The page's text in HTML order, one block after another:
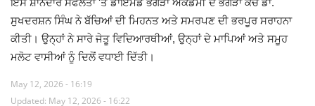
Privacy Policy
Malout News
History of Malout
ਸੁਖਦਰਸ਼ਨ ਸਿੰਘ ਨੇ ਬੱਚਿਆਂ ਦੀ ਮਿਹਨਤ ਅਤੇ ਸਮਰਪਣ ਦੀ ਭਰਪੂਰ ਸਰਾਹਨਾ
ਕੀਤੀ। ਉਨ੍ਹਾਂ ਨੇ ਸਾਰੇ ਜੇਤੂ ਵਿਦਿਆਰਥੀਆਂ, ਉਨ੍ਹਾਂ ਦੇ ਮਾਪਿਆਂ ਅਤੇ ਸਮੂਹ
ਮਲੋਟ ਵਾਸੀਆਂ ਨੂੰ ਦਿਲੋਂ ਵਧਾਈ ਦਿੱਤੀ।
May 12, 2026 - 16:19
Updated: May 12, 2026 - 16:22